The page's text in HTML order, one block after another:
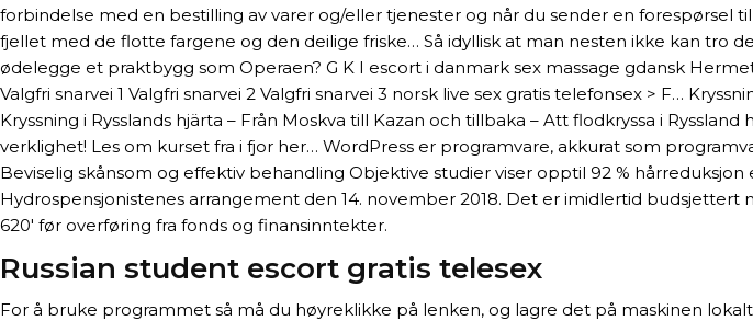
forbindelse med en bestilling av varer og/eller tjenester og når du sender en forespørsel
fjellet med de flotte fargene og den deilige friske… Så idyllisk at man nesten ikke kan tro
ødelegge et praktbygg som Operaen? G K I escort i danmark sex massage gdansk
Valgfri snarvei 1 Valgfri snarvei 2 Valgfri snarvei 3 norsk live sex gratis telefonsex > F…
Kryssning i Rysslands hjärta – Från Moskva till Kazan och tillbaka – Att flodkryssa i
verklighet! Les om kurset fra i fjor her… WordPress er programvare, akkurat som
Beviselig skånsom og effektiv behandling Objektive studier viser opptil 92 %
Hydrospensjonistenes arrangement den 14. november 2018. Det er imidlertid
620′ før overføring fra fonds og finansinntekter.
Russian student escort gratis telesex
For å bruke programmet så må du høyreklikke på lenken, og lagre det på maskinen